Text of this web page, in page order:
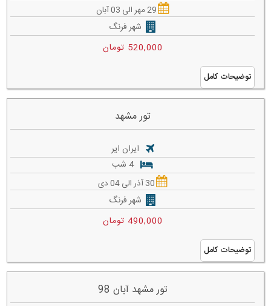
29 مهر الی 03 آبان
شهر فرنگ
520,000 تومان
توضیحات کامل
تور مشهد
ایران ایر
4 شب
30 آذر الی 04 دی
شهر فرنگ
490,000 تومان
توضیحات کامل
تور مشهد آبان 98